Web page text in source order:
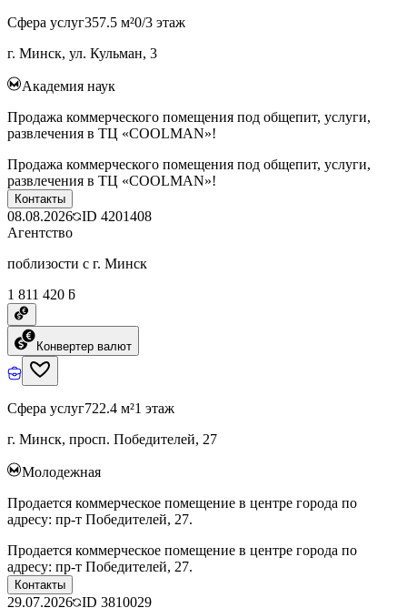
Сфера услуг357.5 м²0/3 этаж
г. Минск, ул. Кульман, 3
Академия наук
Продажа коммерческого помещения под общепит, услуги,
развлечения в ТЦ «COOLMAN»!
Продажа коммерческого помещения под общепит, услуги,
развлечения в ТЦ «COOLMAN»!
Контакты
08.08.2026 ID 4201408
Агентство
поблизости с г. Минск
1 811 420 ƃ
Конвертер валют
Сфера услуг722.4 м²1 этаж
г. Минск, просп. Победителей, 27
Молодежная
Продается коммерческое помещение в центре города по
адресу: пр-т Победителей, 27.
Продается коммерческое помещение в центре города по
адресу: пр-т Победителей, 27.
Контакты
29.07.2026 ID 3810029